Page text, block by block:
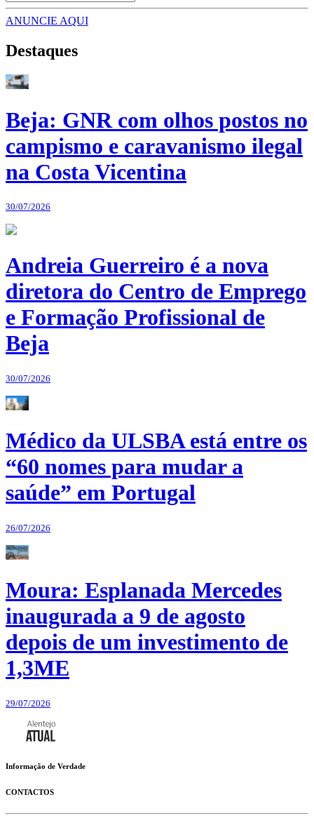
ANUNCIE AQUI
Destaques
Beja: GNR com olhos postos no
campismo e caravanismo ilegal
na Costa Vicentina
30/07/2026
Andreia Guerreiro é a nova
diretora do Centro de Emprego
e Formação Profissional de
Beja
30/07/2026
Médico da ULSBA está entre os
“60 nomes para mudar a
saúde” em Portugal
26/07/2026
Moura: Esplanada Mercedes
inaugurada a 9 de agosto
depois de um investimento de
1,3ME
29/07/2026
Informação de Verdade
CONTACTOS